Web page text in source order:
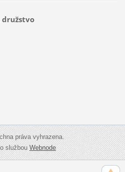
družstvo
práva vyhrazena.
službouWebnode